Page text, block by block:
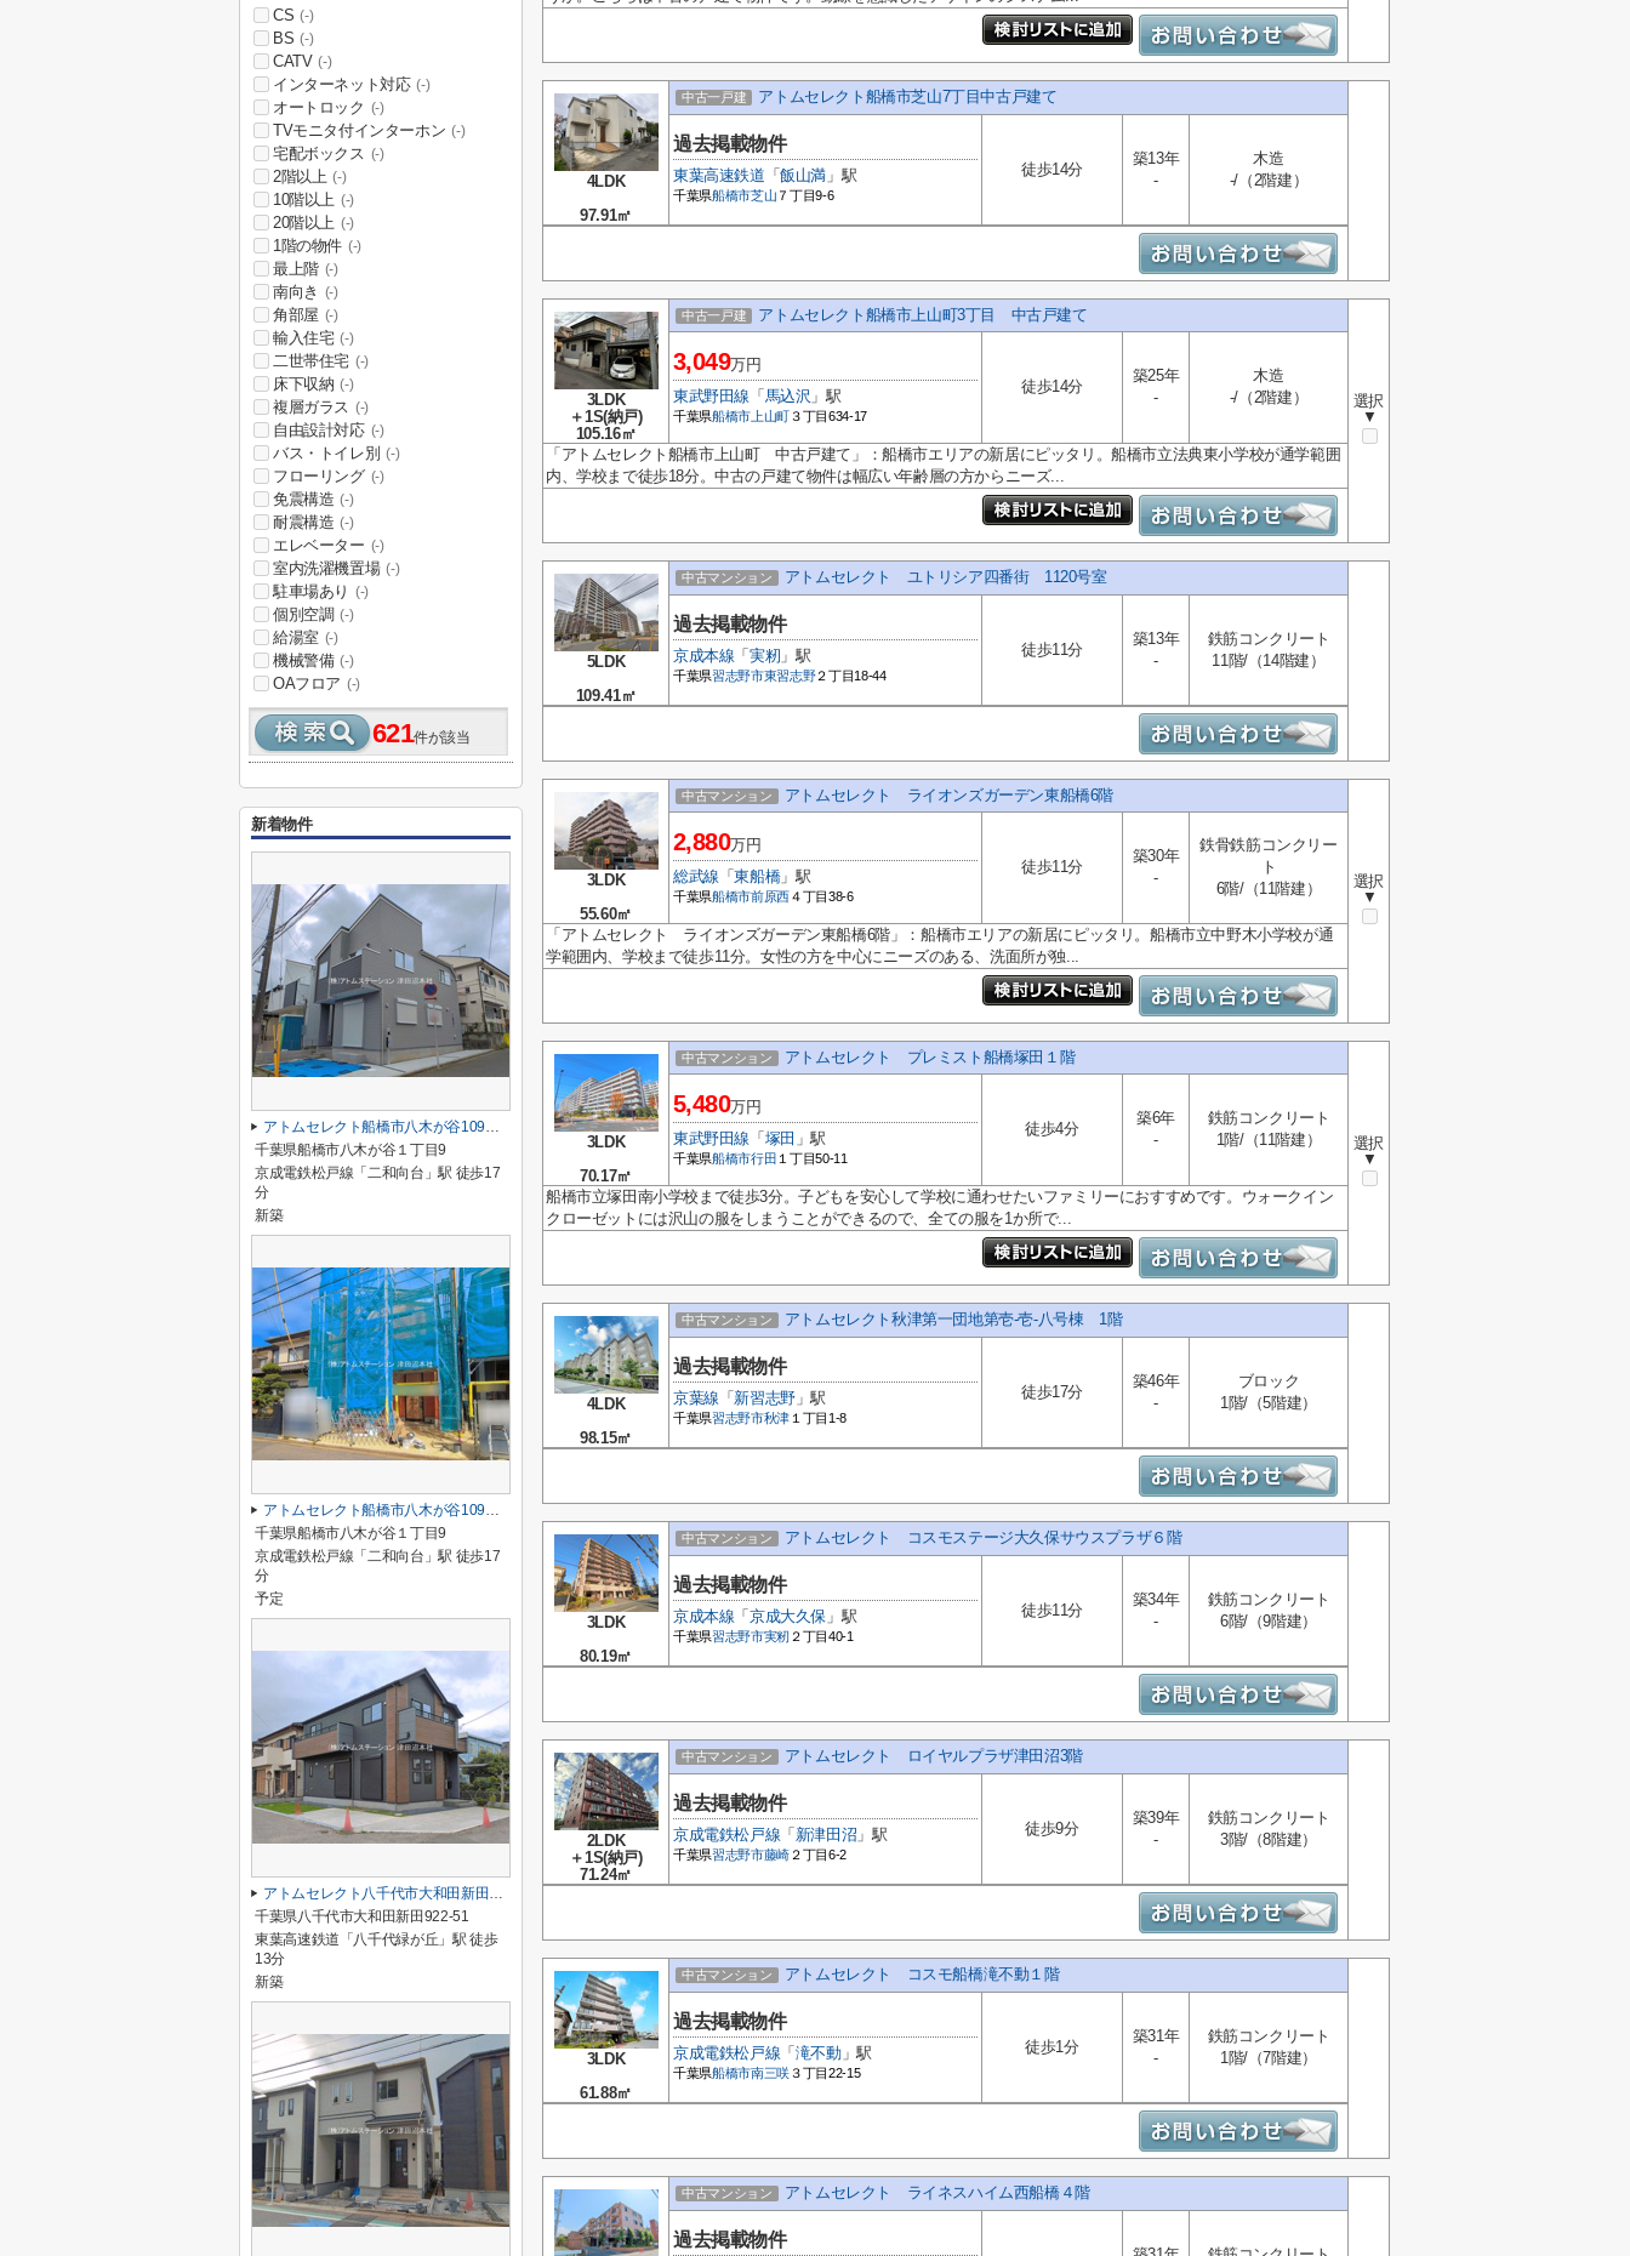
4LDK
97.91㎡
中古一戸建 アトムセレクト船橋市芝山7丁目中古戸建て
過去掲載物件
東葉高速鉄道 「飯山満 」駅
千葉県船橋市芝山 ７丁目9-6
徒歩14分
築13年
-
木造
-/（2階建）
3LDK
＋1S(納戸)
105.16㎡
中古一戸建 アトムセレクト船橋市上山町3丁目 中古戸建て
選択
▼
3,049万円
東武野田線 「 馬込沢 」駅
千葉県船橋市上山町 ３丁目634-17
徒歩14分
築25年
-
木造
-/（2階建）
「アトムセレクト船橋市上山町 中古戸建て」：船橋市エリアの新居にピッタリ。船橋市立法典東小学校が通学範囲
内、学校まで徒歩18分。中古の戸建て物件は幅広い年齢層の方からニーズ...
5LDK
109.41㎡
中古マンション アトムセレクト ユトリシア四番街 1120号室
過去掲載物件
京成本線 「実籾 」駅
千葉県習志野市東習志野２丁目18-44
徒歩11分
築13年
-
鉄筋コンクリート
11階/（14階建）
3LDK
55.60㎡
中古マンション アトムセレクト ライオンズガーデン東船橋6階
選択
▼
2,880万円
総武線 「東船橋」駅
千葉県船橋市前原西４丁目38-6
徒歩11分
築30年
-
鉄骨鉄筋コンクリー
ト
6階/（11階建）
「アトムセレクト ライオンズガーデン東船橋6階」：船橋市エリアの新居にピッタリ。船橋市立中野木小学校が通
学範囲内、学校まで徒歩11分。女性の方を中心にニーズのある、洗面所が独...
3LDK
70.17㎡
中古マンション アトムセレクト プレミスト船橋塚田１階
選択
▼
5,480万円
東武野田線 「 塚田 」駅
千葉県船橋市行田 １丁目50-11
徒歩4分
築6年
-
鉄筋コンクリート
1階/（11階建）
船橋市立塚田南小学校まで徒歩3分。子どもを安心して学校に通わせたいファミリーにおすすめです。ウォークイン
クローゼットには沢山の服をしまうことができるので、全ての服を1か所で...
4LDK
98.15㎡
中古マンション アトムセレクト秋津第一団地第壱-壱-八号棟 1階
過去掲載物件
京葉線 「 新習志野」駅
千葉県習志野市秋津１丁目1-8
徒歩17分
築46年
-
ブロック
1階/（5階建）
3LDK
80.19㎡
中古マンション アトムセレクト コスモステージ大久保サウスプラザ６階
過去掲載物件
京成本線 「京成大久保 」駅
千葉県習志野市実籾 ２丁目40-1
徒歩11分
築34年
-
鉄筋コンクリート
6階/（9階建）
2LDK
＋1S(納戸)
71.24㎡
中古マンション アトムセレクト ロイヤルプラザ津田沼3階
過去掲載物件
京成電鉄松戸線 「 新津田沼 」駅
千葉県習志野市藤崎２丁目6-2
徒歩9分
築39年
-
鉄筋コンクリート
3階/（8階建）
3LDK
61.88㎡
中古マンション アトムセレクト コスモ船橋滝不動１階
過去掲載物件
京成電鉄松戸線 「 滝不動」駅
千葉県船橋市南三咲３丁目22-15
徒歩1分
築31年
-
鉄筋コンクリート
1階/（7階建）
中古マンション アトムセレクト ライネスハイム西船橋４階
過去掲載物件
CS (-)
BS (-)
CATV (-)
インターネット対応 (-)
オートロック (-)
TVモニタ付インターホン (-)
宅配ボックス (-)
2階以上 (-)
10階以上 (-)
20階以上 (-)
1階の物件 (-)
最上階 (-)
南向き (-)
角部屋 (-)
輸入住宅 (-)
二世帯住宅 (-)
床下収納 (-)
複層ガラス (-)
自由設計対応 (-)
バス・トイレ別 (-)
フローリング (-)
免震構造 (-)
耐震構造 (-)
エレベーター (-)
室内洗濯機置場 (-)
駐車場あり (-)
個別空調 (-)
給湯室 (-)
機械警備 (-)
OAフロア (-)
621件が該当
新着物件
アトムセレクト船橋市八木が谷109 2棟 1号棟
千葉県船橋市八木が谷１丁目9
京成電鉄松戸線「二和向台」駅 徒歩17
分
新築
アトムセレクト船橋市八木が谷109 2棟 2号棟
千葉県船橋市八木が谷１丁目9
京成電鉄松戸線「二和向台」駅 徒歩17
分
予定
アトムセレクト八千代市大和田新田２期１号棟
千葉県八千代市大和田新田922-51
東葉高速鉄道「八千代緑が丘」駅 徒歩
13分
新築